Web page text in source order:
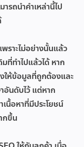
ารถนำคำเหล่านี้ไป
ราะไม่อย่างนั้นแล้ว
มที่ทำไปแล้วได้ หาก
ให้ข้อมูลที่ถูกต้องและ
อันดับไว้ แต่หาก
เนื้อหาที่มีประโยชน์
กขึ้น